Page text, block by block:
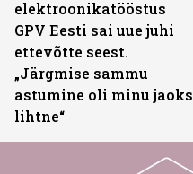
elektroonikatööstus
GPV Eesti sai uue juhi
ettevõtte seest.
„Järgmise sammu
astumine oli minu jaoks
lihtne“